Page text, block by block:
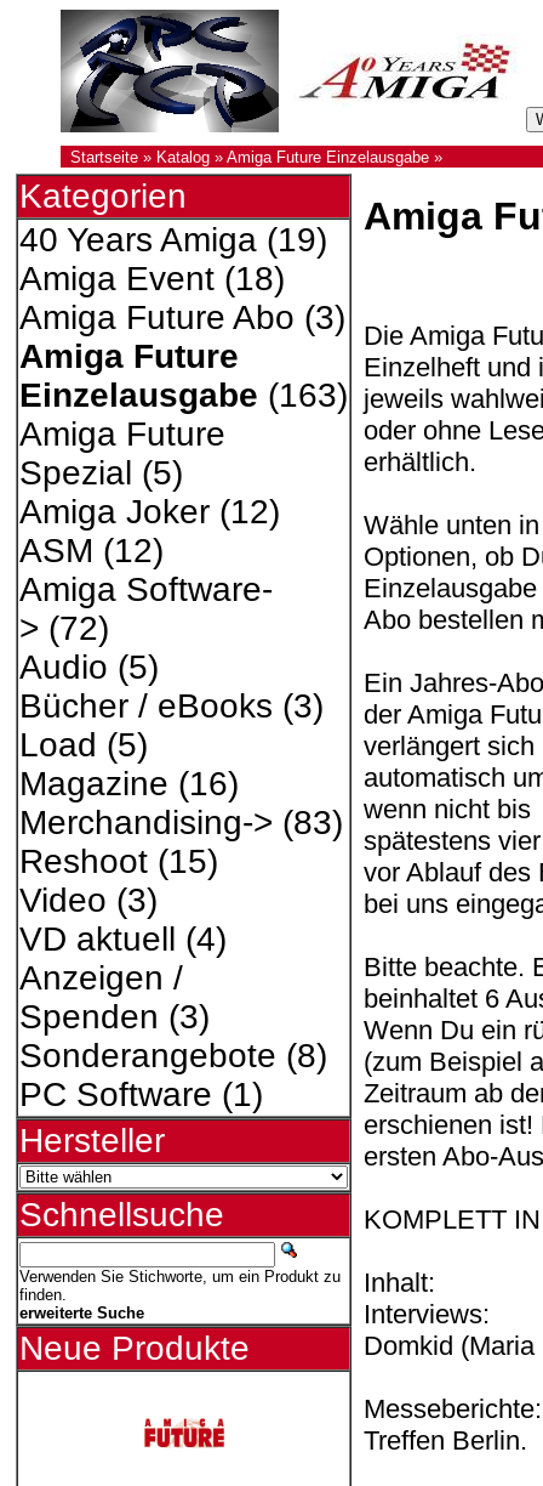
Startseite » Katalog » Amiga Future Einzelausgabe »
Kategorien
40 Years Amiga (19)
Amiga Event (18)
Amiga Future Abo (3)
Amiga Future
Einzelausgabe (163)
Amiga Future
Spezial (5)
Amiga Joker (12)
ASM (12)
Amiga Software-
> (72)
Audio (5)
Bücher / eBooks (3)
Load (5)
Magazine (16)
Merchandising-> (83)
Reshoot (15)
Video (3)
VD aktuell (4)
Anzeigen /
Spenden (3)
Sonderangebote (8)
PC Software (1)
Hersteller
Schnellsuche
Verwenden Sie Stichworte, um ein Produkt zu
finden.
erweiterte Suche
Neue Produkte
Amiga
Die Amiga
Einzelheft und
jeweils
oder ohne
erhältlich.
Wähle unten
Optionen, ob
Abo bestellen
Ein Jahres-
der Amiga
verlängert sich
automatisch
wenn nicht bis
spätestens
vor Ablauf des
bei uns
Bitte beachte.
beinhaltet 6
Wenn Du ein
(zum Beispiel
Zeitraum ab
erschienen
ersten Abo-
KOMPLETT
Inhalt:
Interviews:
Domkid (Maria
Messeberichte:
Treffen Berlin.